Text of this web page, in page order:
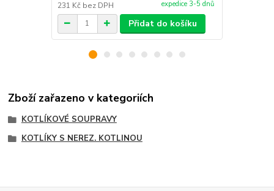
231 Kč bez DPH expedice 3-5 dnů
Přidat do košíku
Zboží zařazeno v kategoriích
KOTLÍKOVÉ SOUPRAVY
KOTLÍKY S NEREZ. KOTLINOU